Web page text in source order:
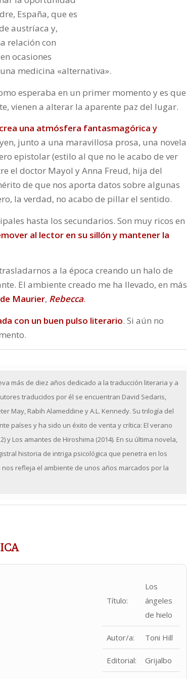
España, que es
austríaca y,
relación con
ocasiones
medicina «alternativa».
esperaba en un primer momento y es que
vienen a alterar la aparente paz del lugar.
una atmósfera fantasmagórica y
junto a una maravillosa prosa, una novela
epistolar (estilo al que no le acabo de ver
el doctor Mayol y Anna Freud, hija del
de que nos aporta datos sobre algunas
la verdad, no acabo de pillar el sentido.
hasta los secundarios. Son muy ricos en
al lector en su sillón y mantener la
a la época creando un halo de
El ambiente creado me ha llevado, en más
Maurier, Rebecca.
con un buen pulso literario. Si aún no
más de diez años dedicado a la traducción literaria y a
traducidos por él se encuentran David Sedaris,
May, Rabih Alameddine y A.L. Kennedy. Su trilogía del
países y ha sido un éxito de venta y crítica: El verano
y Los amantes de Hiroshima (2014). En su última novela,
historia de intriga psicológica que penetra en los
refleja el ambiente de unos años marcados por la
Título:
Los
ángeles
de hielo
Autor/a: Toni Hill
Editorial: Grijalbo